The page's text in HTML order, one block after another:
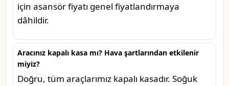
için asansör fiyatı genel fiyatlandırmaya
dâhildir.
Aracınız kapalı kasa mı? Hava şartlarından etkilenir
miyiz?
Doğru, tüm araçlarımız kapalı kasadır. Soğuk